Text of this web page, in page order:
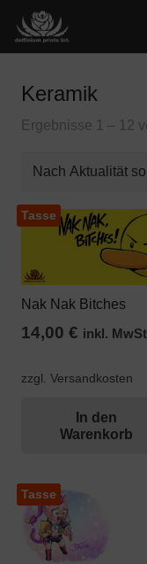
Keramik
Ergebnisse 1 – 12
Tasse
Nak Nak Bitches
14,00 € inkl.
zzgl. Versandkosten
In den
Warenkorb
Tasse